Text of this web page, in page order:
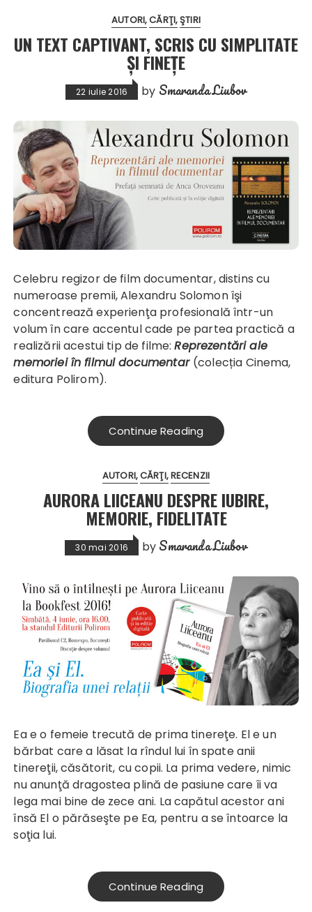
AUTORI CĂRŢI ŞTIRI
UN TEXT CAPTIVANT, SCRIS CU SIMPLITATE
ȘI FINEȚE
22 iulie 2016 by Smaranda Liubov
Celebru regizor de film documentar, distins cu
numeroase premii, Alexandru Solomon îşi
concentrează experienţa profesională într-un
volum în care accentul cade pe partea practică a
realizării acestui tip de filme:Reprezentări ale
memoriei în filmul documentar (colecția Cinema,
editura Polirom).
Continue Reading
AUTORI CĂRŢI RECENZII
AURORA LIICEANU DESPRE IUBIRE,
MEMORIE, FIDELITATE
30 mai 2016 by Smaranda Liubov
Ea e o femeie trecută de prima tinereţe. El e un
bărbat care a lăsat la rîndul lui în spate anii
tinereţii, căsătorit, cu copii. La prima vedere, nimic
nu anunţă dragostea plină de pasiune care îi va
lega mai bine de zece ani. La capătul acestor ani
însă El o părăseşte pe Ea, pentru a se întoarce la
soţia lui.
Continue Reading